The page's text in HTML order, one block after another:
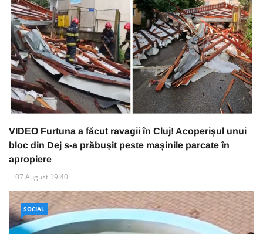
VIDEO Furtuna a făcut ravagii în Cluj! Acoperișul unui
bloc din Dej s-a prăbușit peste mașinile parcate în
apropiere
07 August 19:40
SOCIAL